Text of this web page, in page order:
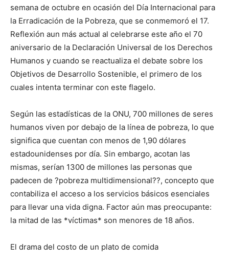
semana de octubre en ocasión del Día Internacional para
la Erradicación de la Pobreza, que se conmemoró el 17.
Reflexión aun más actual al celebrarse este año el 70
aniversario de la Declaración Universal de los Derechos
Humanos y cuando se reactualiza el debate sobre los
Objetivos de Desarrollo Sostenible, el primero de los
cuales intenta terminar con este flagelo.
Según las estadísticas de la ONU, 700 millones de seres
humanos viven por debajo de la línea de pobreza, lo que
significa que cuentan con menos de 1,90 dólares
estadounidenses por día. Sin embargo, acotan las
mismas, serían 1300 de millones las personas que
padecen de ?pobreza multidimensional??, concepto que
contabiliza el acceso a los servicios básicos esenciales
para llevar una vida digna. Factor aún mas preocupante:
la mitad de las *víctimas* son menores de 18 años.
El drama del costo de un plato de comida